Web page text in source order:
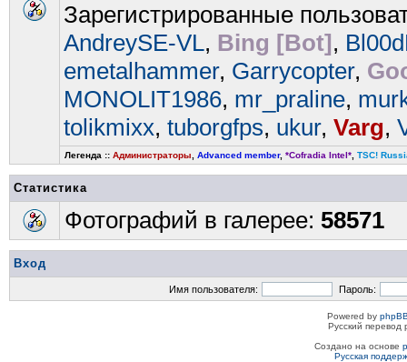
Зарегистрированные
AndreySE-VL, Bing [Bot],
emetalhammer, Garrycopter,
MONOLIT1986, mr_praline,
tolikmixx, tuborgfps, ukur, Varg,
Легенда :: Администраторы Advanced member, *Cofradia Intel* TSC!
Статистика
Фотографий в галерее: 58571
Вход
Имя пользователя: Пароль:
Powered by
Русский
Создано на основе
Русская